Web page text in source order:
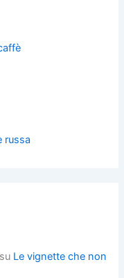
russa
su Le vignette che non